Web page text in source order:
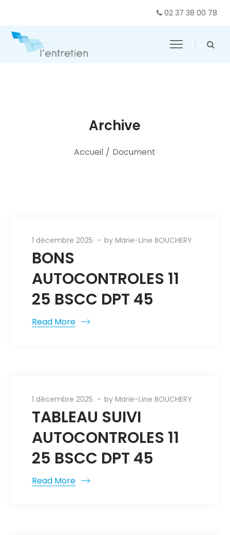
02 37 38 00 78
Archive
Accueil / Document
1 décembre 2025 byMarie-Line BOUCHERY
BONS
AUTOCONTROLES 11
25 BSCC DPT 45
Read More
1 décembre 2025 byMarie-Line BOUCHERY
TABLEAU SUIVI
AUTOCONTROLES 11
25 BSCC DPT 45
Read More